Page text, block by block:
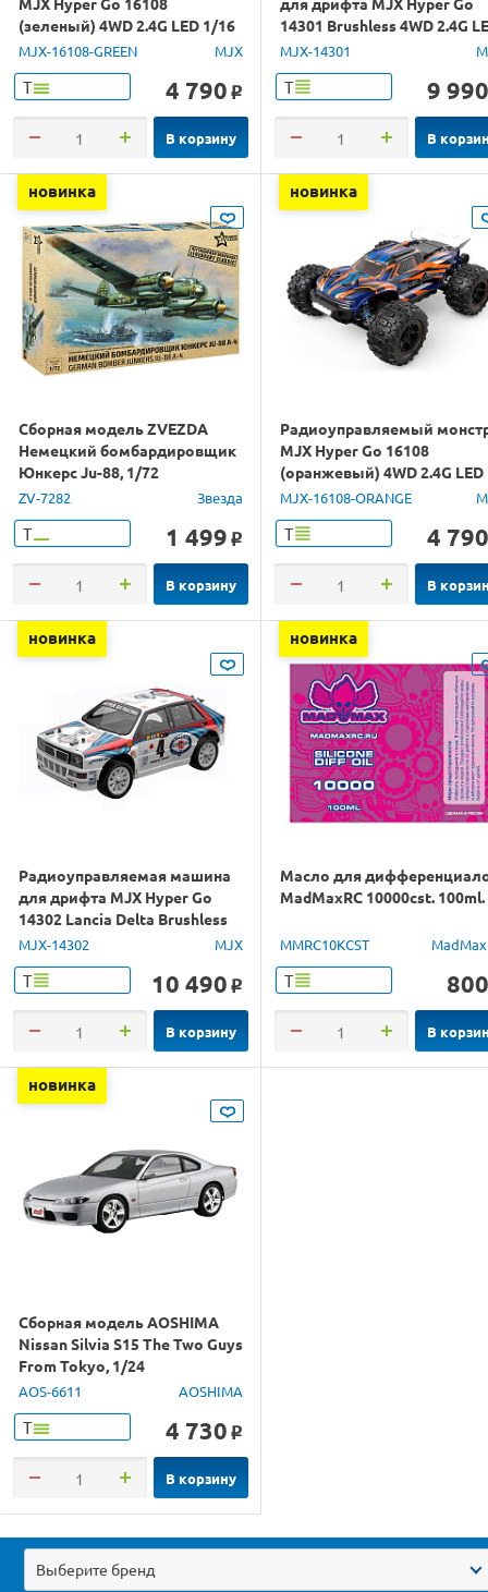
(зеленый) 4WD 2.4G LED 1/16
RTR
MJX-16108-GREEN MJX
Т 4 790 o
В корзину
14301 Brushless 4WD 2.4G
1/14 RTR
MJX-14301
Т 9 990
В
новинка
Сборная модель ZVEZDA
Немецкий бомбардировщик
Юнкерс Ju-88, 1/72
ZV-7282 Звезда
Т 1 499 o
В корзину
новинка
Радиоуправляемый
MJX Hyper Go 16108
(оранжевый) 4WD 2.4G LED
1/16 RTR
MJX-16108-ORANGE
Т 4 790
В
новинка
Радиоуправляемая машина
для дрифта MJX Hyper Go
14302 Lancia Delta Brushless
4WD 2.4G LED 1/14 RTR
MJX-14302 MJX
Т 10 490 o
В корзину
новинка
Масло для
MadMaxRC 10000cst. 100ml.
MMRC10KCST
Т 800
В
новинка
Сборная модель AOSHIMA
Nissan Silvia S15 The Two Guys
From Tokyo, 1/24
AOS-6611 AOSHIMA
Т 4 730 o
В корзину
Выберите бренд